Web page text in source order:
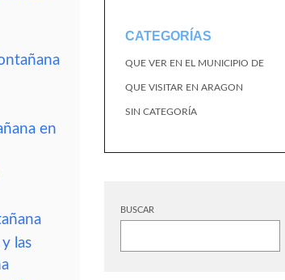
en
las
CATEGORÍAS
QUE VER EN EL MUNICIPIO DE
QUE VISITAR EN ARAGON
SIN CATEGORÍA
BUSCAR